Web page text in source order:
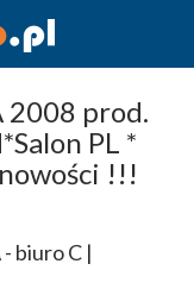
2008 prod.
PL *
!!!
biuro C |